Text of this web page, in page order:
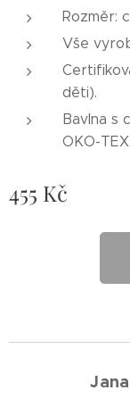
Rozměr:
Vše
děti).
Bavlna s
OKO-TEX.
455 Kč